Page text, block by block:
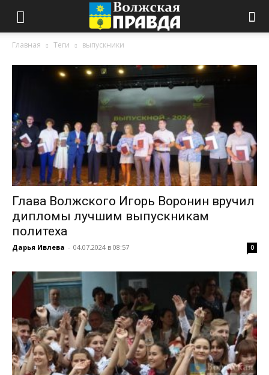
Главная Теги выпускники
Глава Волжского Игорь Воронин вручил
дипломы лучшим выпускникам
политеха
Дарья Ивлева - 04.07.2024 в 08:57 0